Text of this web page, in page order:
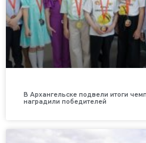
В Архангельске подвели итоги
наградили победителей